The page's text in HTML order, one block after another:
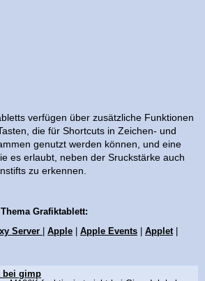
verfügen über zusätzliche Funktionen
die für Shortcuts in Zeichen- und
genutzt werden können, und eine
es erlaubt, neben der Sruckstärke auch
zu erkennen.
Grafiktablett:
Server Apple Apple Events Applet|
bei gimp